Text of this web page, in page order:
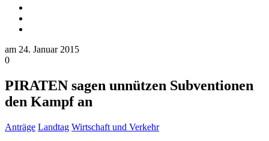
am 24. Januar 2015
0
PIRATEN sagen unnützen Subventionen
den Kampf an
Anträge Landtag Wirtschaft und Verkehr